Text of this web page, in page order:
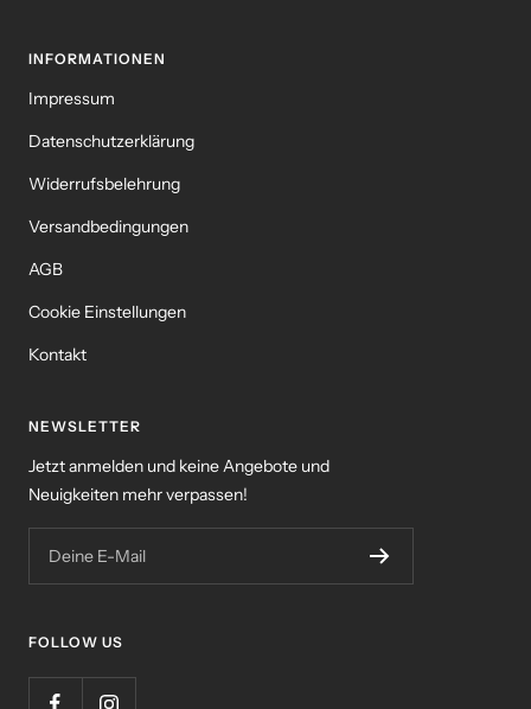
INFORMATIONEN
Impressum
Datenschutzerklärung
Widerrufsbelehrung
Versandbedingungen
AGB
Cookie Einstellungen
Kontakt
NEWSLETTER
Jetzt anmelden und keine Angebote und
Neuigkeiten mehr verpassen!
Deine E-Mail
FOLLOW US